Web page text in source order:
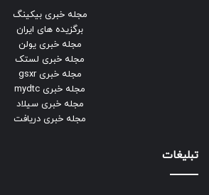
مجله خبری بیکینگ
برگزیده های ایران
مجله خبری یولن
مجله خبری لستک
مجله خبری gsxr
مجله خبری mydtc
مجله خبری سیلاد
مجله خبری دریافت
تبلیغات